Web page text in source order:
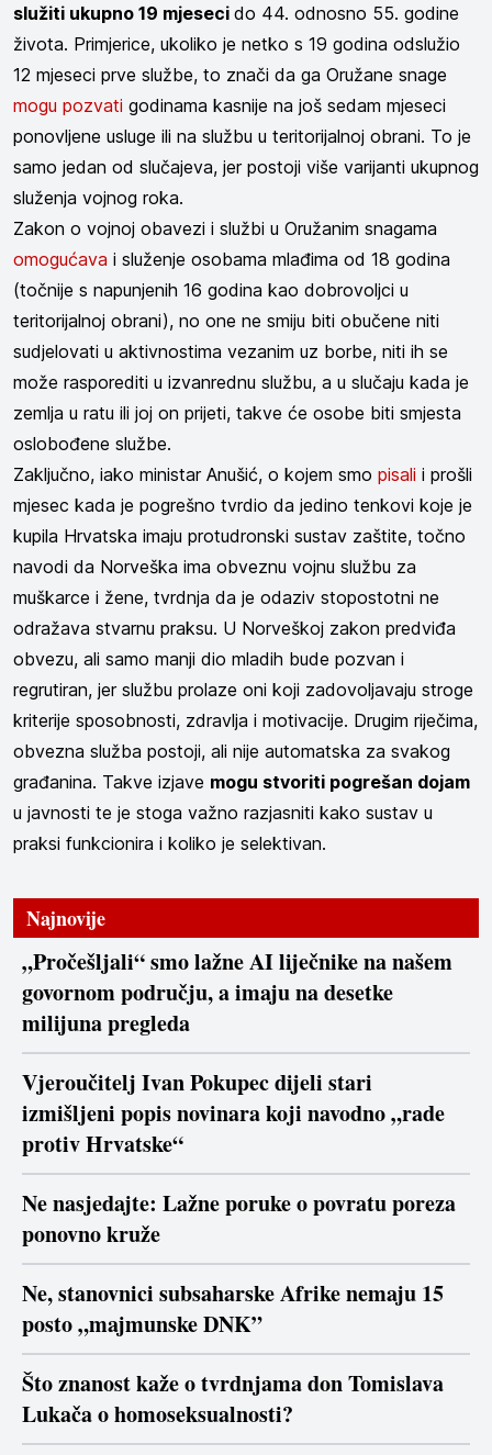
služiti ukupno 19 mjeseci do 44. odnosno 55. godine
života. Primjerice, ukoliko je netko s 19 godina odslužio
12 mjeseci prve službe, to znači da ga Oružane snage
mogu pozvati godinama kasnije na još sedam mjeseci
ponovljene usluge ili na službu u teritorijalnoj obrani. To je
samo jedan od slučajeva, jer postoji više varijanti ukupnog
služenja vojnog roka.
Zakon o vojnoj obavezi i službi u Oružanim snagama
omogućava i služenje osobama mlađima od 18 godina
(točnije s napunjenih 16 godina kao dobrovoljci u
teritorijalnoj obrani), no one ne smiju biti obučene niti
sudjelovati u aktivnostima vezanim uz borbe, niti ih se
može rasporediti u izvanrednu službu, a u slučaju kada je
zemlja u ratu ili joj on prijeti, takve će osobe biti smjesta
oslobođene službe.
Zaključno, iako ministar Anušić, o kojem smo pisali i prošli
mjesec kada je pogrešno tvrdio da jedino tenkovi koje je
kupila Hrvatska imaju protudronski sustav zaštite, točno
navodi da Norveška ima obveznu vojnu službu za
muškarce i žene, tvrdnja da je odaziv stopostotni ne
odražava stvarnu praksu. U Norveškoj zakon predviđa
obvezu, ali samo manji dio mladih bude pozvan i
regrutiran, jer službu prolaze oni koji zadovoljavaju stroge
kriterije sposobnosti, zdravlja i motivacije. Drugim riječima,
obvezna služba postoji, ali nije automatska za svakog
građanina. Takve izjave mogu stvoriti pogrešan dojam
u javnosti te je stoga važno razjasniti kako sustav u
praksi funkcionira i koliko je selektivan.
Najnovije
„Pročešljali“ smo lažne AI liječnike na našem
govornom području, a imaju na desetke
milijuna pregleda
Vjeroučitelj Ivan Pokupec dijeli stari
izmišljeni popis novinara koji navodno „rade
protiv Hrvatske“
Ne nasjedajte: Lažne poruke o povratu poreza
ponovno kruže
Ne, stanovnici subsaharske Afrike nemaju 15
posto „majmunske DNK”
Što znanost kaže o tvrdnjama don Tomislava
Lukača o homoseksualnosti?